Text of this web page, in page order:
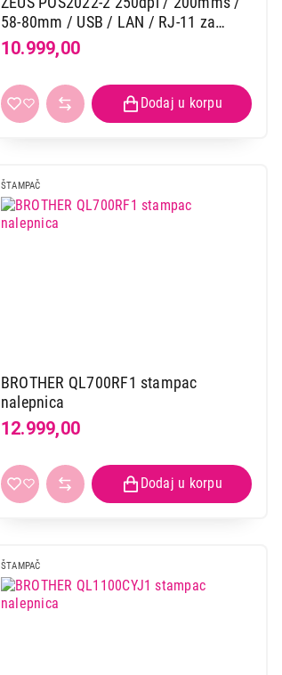
58-80mm / USB / LAN / RJ-11 za
fioku
10.999,00
ŠTAMPAČ
BROTHER QL700RF1 stampac
nalepnica
12.999,00
ŠTAMPAČ